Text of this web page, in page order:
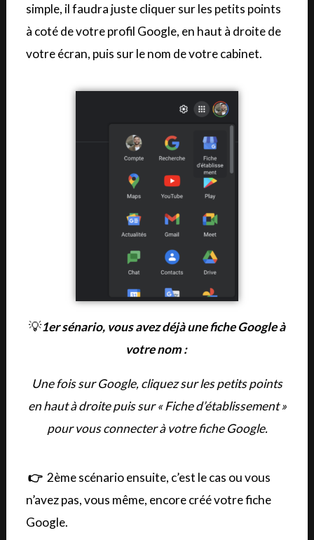
simple, il faudra juste cliquer sur les petits points
à coté de votre profil Google, en haut à droite de
votre écran, puis sur le nom de votre cabinet.
💡1er sénario, vous avez déjà une fiche Google à
votre nom :
Une fois sur Google, cliquez sur les petits points
en haut à droite puis sur « Fiche d’établissement »
pour vous connecter à votre fiche Google.
👉2ème scénario ensuite, c’est le cas ou vous
n’avez pas, vous même, encore créé votre fiche
Google.